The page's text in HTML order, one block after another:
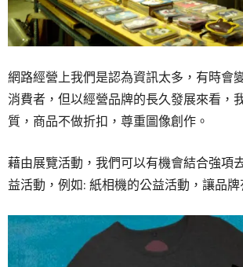
網路經營上我們是認為資訊太多，有時會
消費者，但以經營品牌的長久發展來看，
質，商品不做折扣，尊重圖像創作。
藉由展覽活動，我們可以有機會結合強項
益活動，例如: 紙相機的公益活動，讓品牌